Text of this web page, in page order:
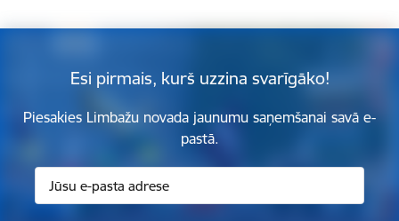
Esi pirmais, kurš uzzina svarīgāko!
Piesakies Limbažu novada jaunumu saņemšanai savā e-
pastā.